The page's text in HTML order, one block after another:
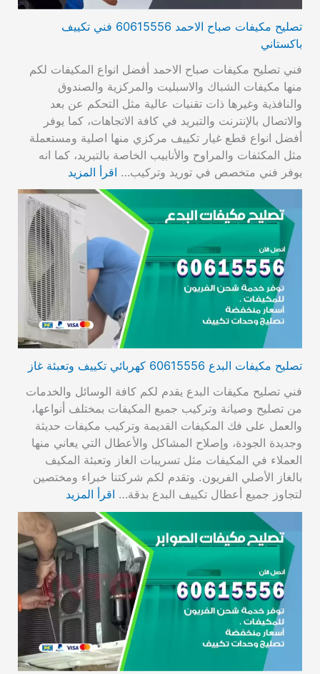
تصليح مكيفات صباح الاحمد 60615556 فني تكييف
باكستاني
فني تصليح مكيفات صباح الاحمد أفضل انواع المكيفات لكم
منها مكيفات الشباك والاسبليت والمركزية والصندوق
والنافذية وغيرها ذات تقنيات عالية مثل التحكم عن بعد
والاتصال بالإنترنت والتبريد في كافة الاتجاهات، كما يوفر
أفضل انواع قطع غيار تكييف مركزي منها اصلية ومستعملة
مثل المكثفات والمراوح والأنابيب الخاصة بالتبريد، كما انه
يوفر فني متخصص في توريد وتركيب… اقرأ المزيد
تصليح مكيفات البدع 60615556 كهربائي تكييف وتعبئة غاز
فني تصليح مكيفات البدع يقدم لكم كافة الوسائل والخدمات
من تصليح وصيانة وتركيب جميع المكيفات بمختلف أنواعها،
والعمل على فك المكيفات القديمة وتركيب مكيفات حديثة
وجديدة الجودة، وإصلاح المشاكل والأعطال التي يعاني منها
العملاء في المكيفات مثل تسريبات الغاز وتعبئة المكيف
بالغاز الأصلي الفريون. وتقدم لكم شركتنا خبراء ومختصين
لتجاوز جميع أعطال تكييف البدع بدقة… اقرأ المزيد